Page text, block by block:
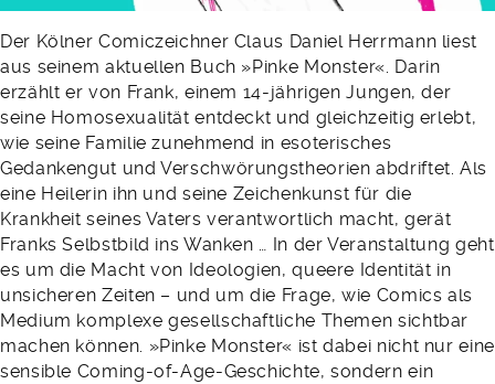
Der Kölner Comiczeichner Claus Daniel Herrmann liest
aus seinem aktuellen Buch »Pinke Monster«. Darin
erzählt er von Frank, einem 14-jährigen Jungen, der
seine Homosexualität entdeckt und gleichzeitig erlebt,
wie seine Familie zunehmend in esoterisches
Gedankengut und Verschwörungstheorien abdriftet. Als
eine Heilerin ihn und seine Zeichenkunst für die
Krankheit seines Vaters verantwortlich macht, gerät
Franks Selbstbild ins Wanken … In der Veranstaltung geht
es um die Macht von Ideologien, queere Identität in
unsicheren Zeiten – und um die Frage, wie Comics als
Medium komplexe gesellschaftliche Themen sichtbar
machen können. »Pinke Monster« ist dabei nicht nur eine
sensible Coming-of-Age-Geschichte, sondern ein